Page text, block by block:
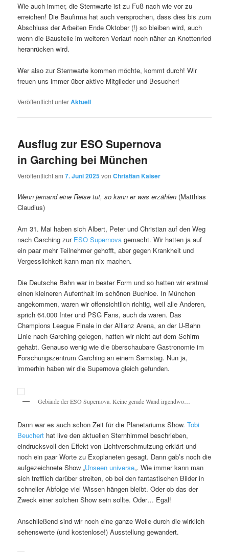
Wie auch immer, die Sternwarte ist zu Fuß nach wie vor zu
erreichen! Die Baufirma hat auch versprochen, dass dies bis zum
Abschluss der Arbeiten Ende Oktober (!) so bleiben wird, auch
wenn die Baustelle im weiteren Verlauf noch näher an Knottenried
heranrücken wird.
Wer also zur Sternwarte kommen möchte, kommt durch! Wir
freuen uns immer über aktive Mitglieder und Besucher!
Veröffentlicht unterAktuell
Ausflug zur ESO Supernova
in Garching bei München
Veröffentlicht am7. Juni 2025 vonChristian Kaiser
Wenn jemand eine Reise tut, so kann er was erzählen (Matthias
Claudius)
Am 31. Mai haben sich Albert, Peter und Christian auf den Weg
nach Garching zur ESO Supernova gemacht. Wir hatten ja auf
ein paar mehr Teilnehmer gehofft, aber gegen Krankheit und
Vergesslichkeit kann man nix machen.
Die Deutsche Bahn war in bester Form und so hatten wir erstmal
einen kleineren Aufenthalt im schönen Buchloe. In München
angekommen, waren wir offensichtlich richtig, weil alle Anderen,
sprich 64.000 Inter und PSG Fans, auch da waren. Das
Champions League Finale in der Allianz Arena, an der U-Bahn
Linie nach Garching gelegen, hatten wir nicht auf dem Schirm
gehabt. Genauso wenig wie die überschaubare Gastronomie im
Forschungszentrum Garching an einem Samstag. Nun ja,
immerhin haben wir die Supernova gleich gefunden.
Gebäude der ESO Supernova. Keine gerade Wand irgendwo…
Dann war es auch schon Zeit für die Planetariums Show.Tobi
Beuchert hat live den aktuellen Sternhimmel beschrieben,
eindrucksvoll den Effekt von Lichtverschmutzung erklärt und
noch ein paar Worte zu Exoplaneten gesagt. Dann gab’s noch die
aufgezeichnete Show „Unseen universe„. Wie immer kann man
sich trefflich darüber streiten, ob bei den fantastischen Bilder in
schneller Abfolge viel Wissen hängen bleibt. Oder ob das der
Zweck einer solchen Show sein sollte. Oder… Egal!
Anschließend sind wir noch eine ganze Weile durch die wirklich
sehenswerte (und kostenlose!) Ausstellung gewandert.